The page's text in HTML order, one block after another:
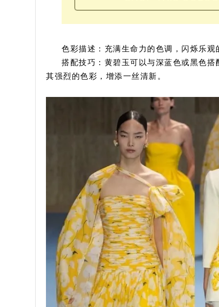
色彩描述：充满生命力的色调，闪烁乐
搭配技巧：黄碧玉可以与深蓝色或黑色
其强烈的色彩，增添一丝清新。